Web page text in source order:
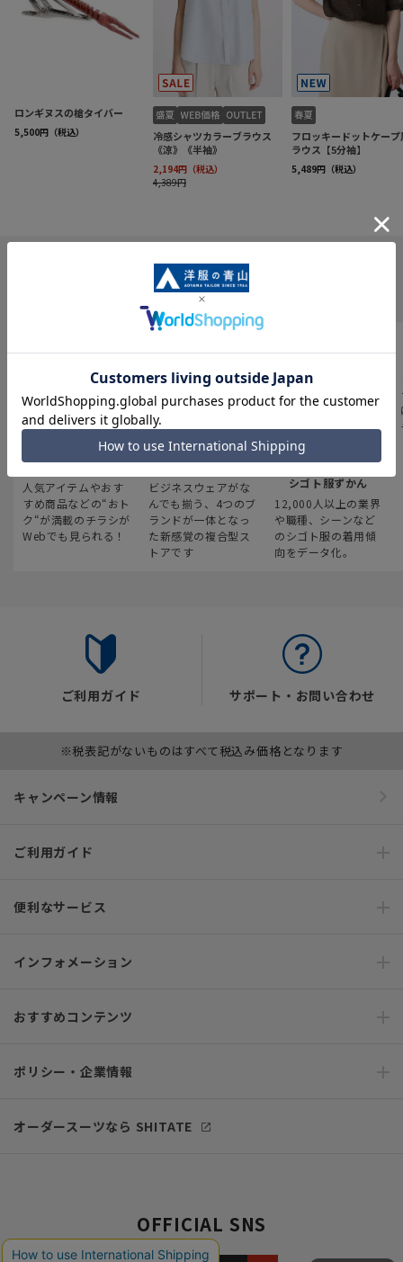
INFORMATION
最新のお買い得情報
人気アイテムやおす
すめ商品などの“おト
ク“が満載のチラシが
Webでも見られる！
スーツスクエア
ビジネスウェアがな
んでも揃う、4つのブ
ランドが一体となっ
た新感覚の複合型ス
トアです
みんなの
シゴト服ずかん
12,000人以上の業界
や職種、シーンなど
のシゴト服の着用傾
向をデータ化。
ご利用ガイド サポート・お問い合わせ
※税表記がないものはすべて税込み価格となります
キャンペーン情報
ご利用ガイド
便利なサービス
インフォメーション
おすすめコンテンツ
ポリシー・企業情報
オーダースーツなら SHITATE
OFFICIAL SNS